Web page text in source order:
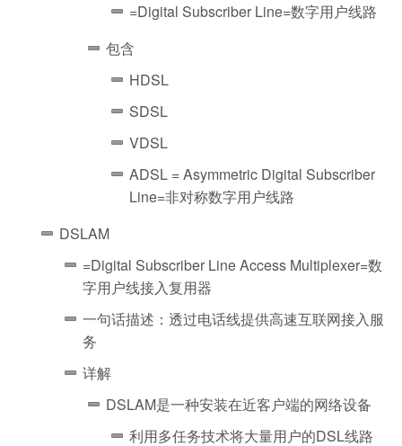
=Digital Subscriber Line=数字用户线路
包含
HDSL
SDSL
VDSL
ADSL = Asymmetric Digital Subscriber
Line=非对称数字用户线路
DSLAM
=Digital Subscriber Line Access Multiplexer=数
字用户线接入复用器
一句话描述：透过电话线提供高速互联网接入服
务
详解
DSLAM是一种安装在近客户端的网络设备
利用多任务技术将大量用户的DSL线路